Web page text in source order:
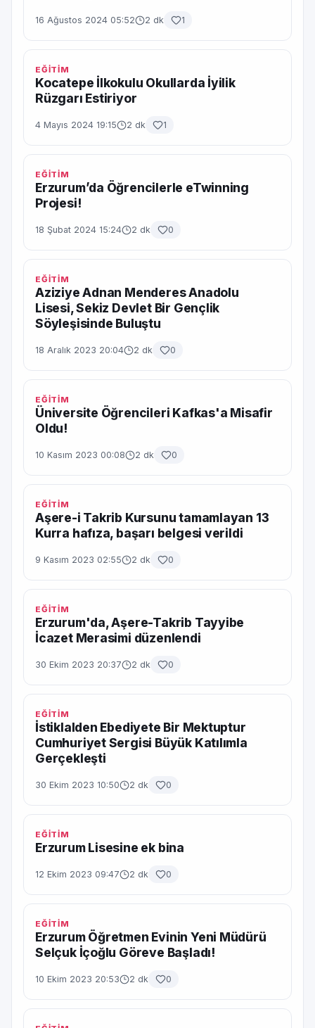
16 Ağustos 2024 05:52 2 dk 1
EĞİTİM
Kocatepe İlkokulu Okullarda İyilik
Rüzgarı Estiriyor
4 Mayıs 2024 19:15 2 dk 1
EĞİTİM
Erzurum’da Öğrencilerle eTwinning
Projesi!
18 Şubat 2024 15:24 2 dk 0
EĞİTİM
Aziziye Adnan Menderes Anadolu
Lisesi, Sekiz Devlet Bir Gençlik
Söyleşisinde Buluştu
18 Aralık 2023 20:04 2 dk 0
EĞİTİM
Üniversite Öğrencileri Kafkas'a Misafir
Oldu!
10 Kasım 2023 00:08 2 dk 0
EĞİTİM
Aşere-i Takrib Kursunu tamamlayan 13
Kurra hafıza, başarı belgesi verildi
9 Kasım 2023 02:55 2 dk 0
EĞİTİM
Erzurum'da, Aşere-Takrib Tayyibe
İcazet Merasimi düzenlendi
30 Ekim 2023 20:37 2 dk 0
EĞİTİM
İstiklalden Ebediyete Bir Mektuptur
Cumhuriyet Sergisi Büyük Katılımla
Gerçekleşti
30 Ekim 2023 10:50 2 dk 0
EĞİTİM
Erzurum Lisesine ek bina
12 Ekim 2023 09:47 2 dk 0
EĞİTİM
Erzurum Öğretmen Evinin Yeni Müdürü
Selçuk İçoğlu Göreve Başladı!
10 Ekim 2023 20:53 2 dk 0